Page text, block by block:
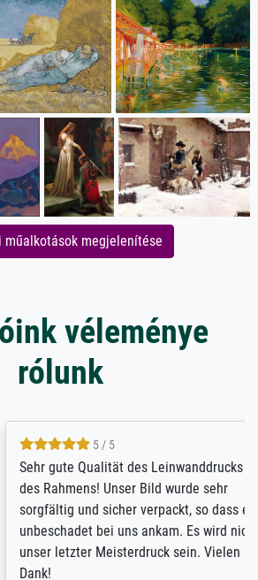
műalkotások megjelenítése
véleménye
rólunk
5 / 5
des Leinwanddrucks und
Unser Bild wurde sehr
sicher verpackt, so dass es
bei uns ankam. Es wird nicht
Meisterdruck sein. Vielen